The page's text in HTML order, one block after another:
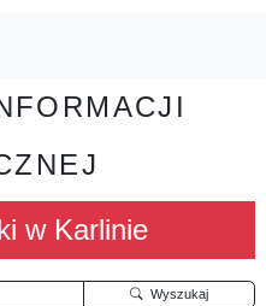
w Karlinie
Wyszukaj